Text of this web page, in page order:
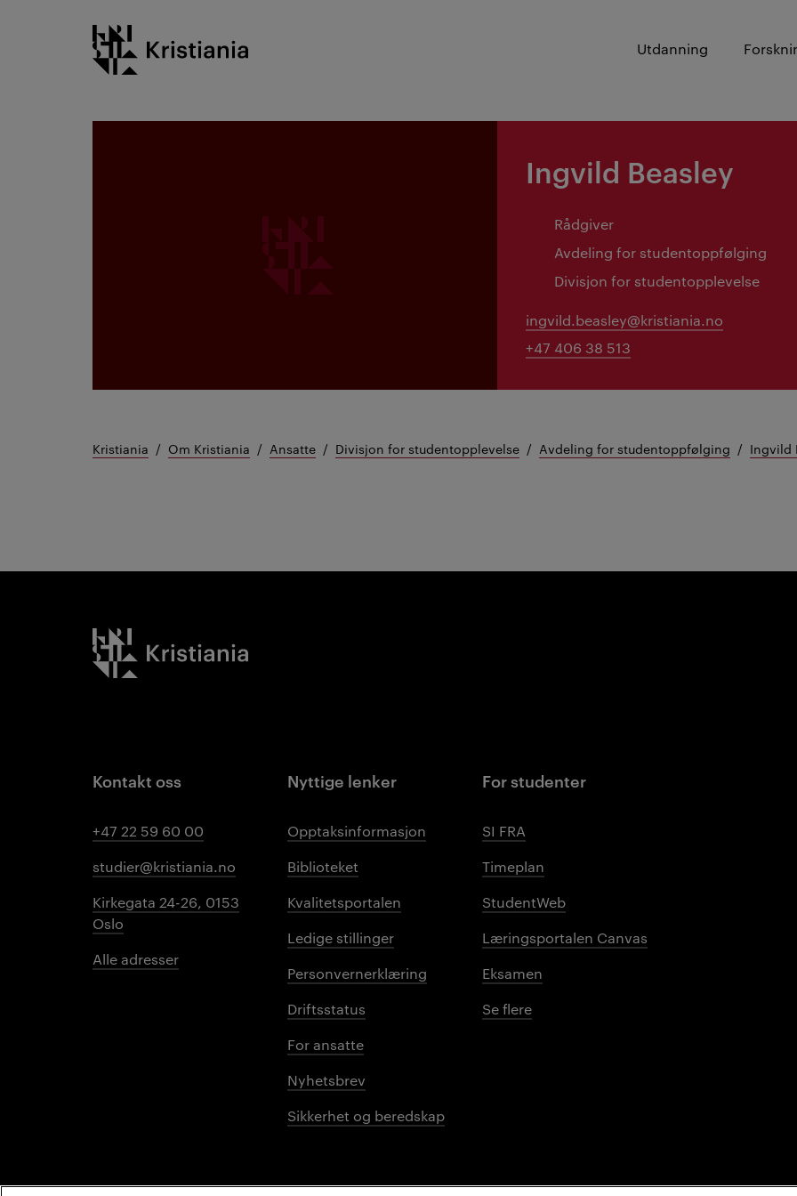
Kristiania logo
Utdanning
Ingvild Beasley
Rådgiver
Avdeling for studentoppfølging
Divisjon for studentopplevelse
ingvild.beasley@kristiania.no
+47 406 38 513
Kristiania Om Kristiania Ansatte Divisjon for studentopplevelse Avdeling for studentoppfølging Ingvild
Kristiania logo
Kontakt oss
+47 22 59 60 00
studier@kristiania.no
Kirkegata 24-26, 0153
Oslo
Alle adresser
Nyttige lenker
Opptaksinformasjon
Biblioteket
Kvalitetsportalen
Ledige stillinger
Personvernerklæring
Driftsstatus
For ansatte
Nyhetsbrev
Sikkerhet og beredskap
For studenter
SI FRA
Timeplan
StudentWeb
Læringsportalen Canvas
Eksamen
Se flere